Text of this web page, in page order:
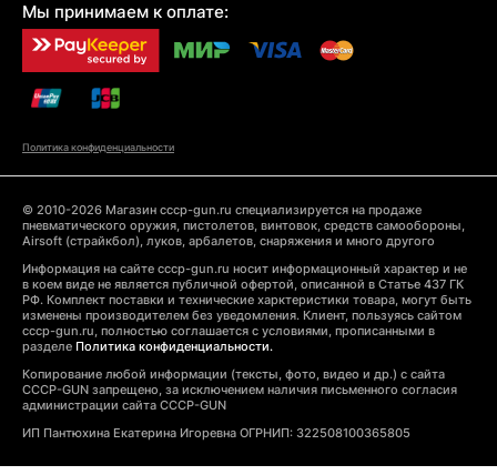
Мы принимаем к оплате:
Политика конфиденциальности
© 2010-2026 Магазин cccp-gun.ru специализируется на продаже
пневматического оружия, пистолетов, винтовок, средств самообороны,
Airsoft (страйкбол), луков, арбалетов, снаряжения и много другого
Информация на сайте cccp-gun.ru носит информационный характер и не
в коем виде не является публичной офертой, описанной в Статье 437 ГК
РФ. Комплект поставки и технические харктеристики товара, могут быть
изменены производителем без уведомления. Клиент, пользуясь сайтом
cccp-gun.ru, полностью соглашается с условиями, прописанными в
разделе Политика конфиденциальности.
Копирование любой информации (тексты, фото, видео и др.) с сайта
CCCP-GUN запрещено, за исключением наличия письменного согласия
администрации сайта CCCP-GUN
ИП Пантюхина Екатерина Игоревна ОГРНИП: 322508100365805